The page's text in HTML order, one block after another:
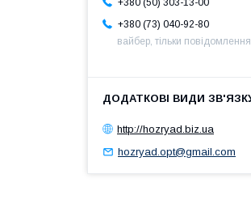
+380 (50) 303-13-00
+380 (73) 040-92-80
вайбер, тільки повідомлення
http://hozryad.biz.ua
hozryad.opt@gmail.com